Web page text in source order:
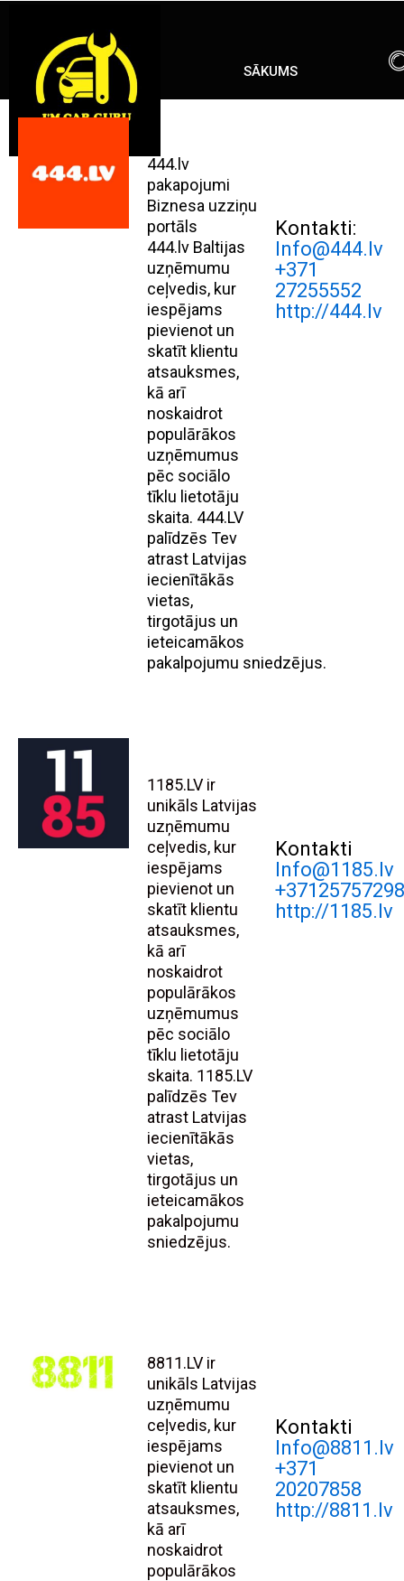
SĀKUMS
444.lv
pakapojumi
Biznesa uzziņu
portāls
444.lv Baltijas
uzņēmumu
ceļvedis, kur
iespējams
pievienot un
skatīt klientu
atsauksmes,
kā arī
noskaidrot
populārākos
uzņēmumus
pēc sociālo
tīklu lietotāju
skaita. 444.LV
palīdzēs Tev
atrast Latvijas
iecienītākās
vietas,
tirgotājus un
ieteicamākos
pakalpojumu sniedzējus.
Kontakti:
Info@444.lv
+371
27255552
http://444.lv
1185.LV ir
unikāls Latvijas
uzņēmumu
ceļvedis, kur
iespējams
pievienot un
skatīt klientu
atsauksmes,
kā arī
noskaidrot
populārākos
uzņēmumus
pēc sociālo
tīklu lietotāju
skaita. 1185.LV
palīdzēs Tev
atrast Latvijas
iecienītākās
vietas,
tirgotājus un
ieteicamākos
pakalpojumu
sniedzējus.
Kontakti
Info@1185.lv
http://1185.lv
8811.LV ir
unikāls Latvijas
uzņēmumu
ceļvedis, kur
iespējams
pievienot un
skatīt klientu
atsauksmes,
kā arī
noskaidrot
populārākos
Kontakti
Info@8811.lv
+371
20207858
http://8811.lv